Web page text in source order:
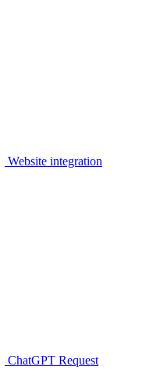
Website integration
ChatGPT Request